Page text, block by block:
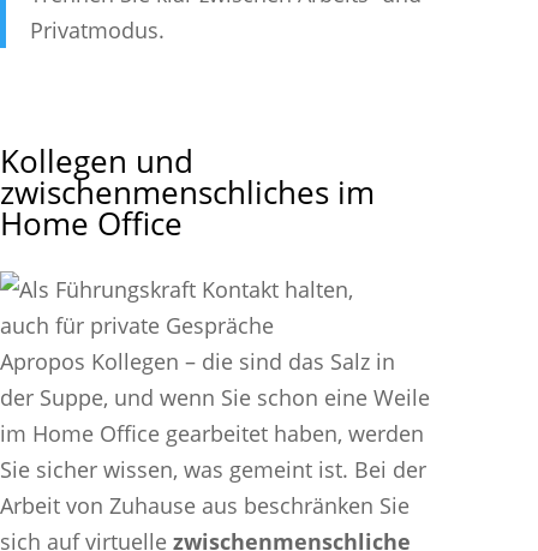
Privatmodus.
Kollegen und
zwischenmenschliches im
Home Office
Apropos Kollegen – die sind das Salz in
der Suppe, und wenn Sie schon eine Weile
im Home Office gearbeitet haben, werden
Sie sicher wissen, was gemeint ist. Bei der
Arbeit von Zuhause aus beschränken Sie
sich auf virtuelle zwischenmenschliche